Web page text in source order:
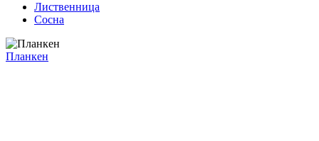
Лиственница
Сосна
Планкен